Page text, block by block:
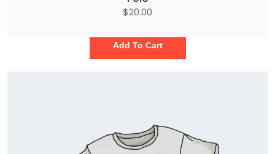
$20.00
Add To Cart